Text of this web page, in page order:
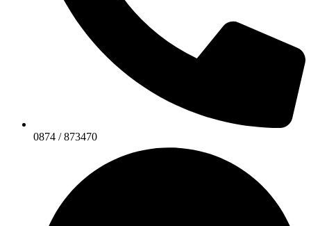
0874 / 873470